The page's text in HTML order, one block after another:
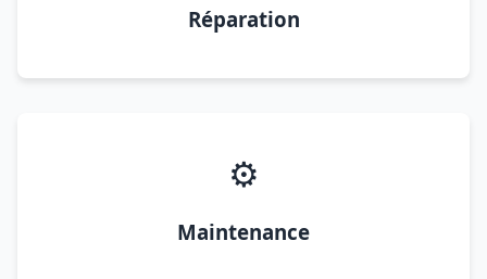
Réparation
⚙️
Maintenance